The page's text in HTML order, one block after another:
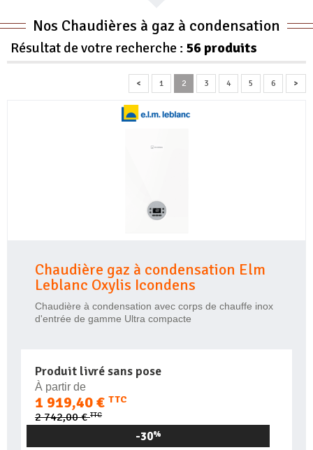
Nos Chaudières à gaz à condensation
Résultat de votre recherche : 56 produits
< 1 2 3 4 5 6 >
Chaudière gaz à condensation Elm
Leblanc Oxylis Icondens
Chaudière à condensation avec corps de chauffe inox
d'entrée de gamme Ultra compacte
Produit livré sans pose
À partir de
1 919,40 € TTC
2 742,00 €TTC
-30%